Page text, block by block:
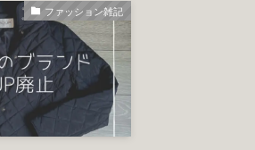
ファッション雑記